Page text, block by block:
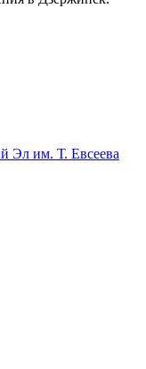
Эл им. Т. Евсеева